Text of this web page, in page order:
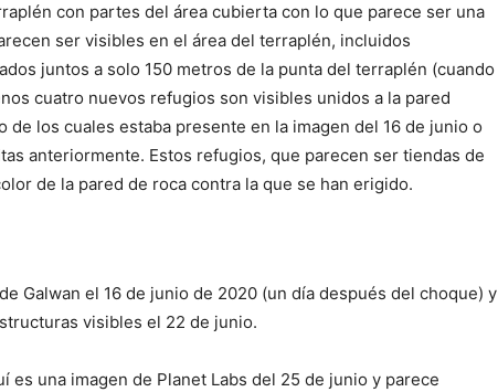
con partes del área cubierta con lo que parece ser una
ser visibles en el área del terraplén, incluidos
juntos a solo 150 metros de la punta del terraplén (cuando
cuatro nuevos refugios son visibles unidos a la pared
los cuales estaba presente en la imagen del 16 de junio o
anteriormente. Estos refugios, que parecen ser tiendas de
de la pared de roca contra la que se han erigido.
Galwan el 16 de junio de 2020 (un día después del choque) y
visibles el 22 de junio.
es una imagen de Planet Labs del 25 de junio y parece